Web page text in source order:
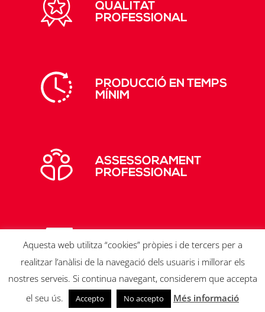
QUALITAT
PROFESSIONAL
PRODUCCIÓ EN TEMPS
MÍNIM
ASSESSORAMENT
PROFESSIONAL
ENTREGA DE LES
COMANDES
© PINTURES SANT NARCÍS, SL 2020 | Avís legal
|Política de cookies|Política de privacitat
Aquesta web utilitza “cookies” pròpies i de tercers per a
realitzar l’anàlisi de la navegació dels usuaris i millorar els
nostres serveis. Si continua navegant, considerem que accepta
el seu ús.
Accepto No accepto Més informació